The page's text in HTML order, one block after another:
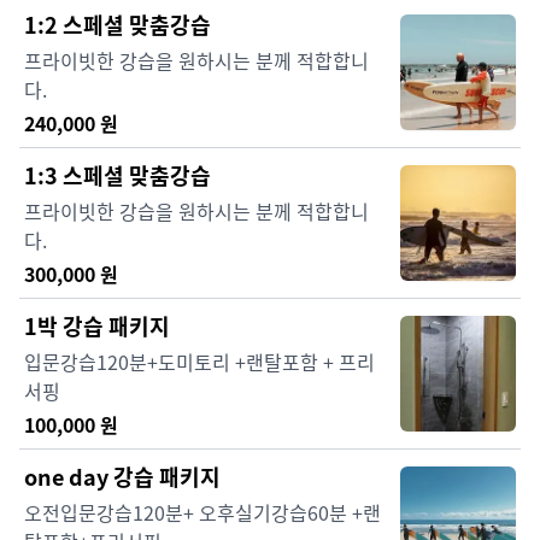
1:2 스페셜 맞춤강습
프라이빗한 강습을 원하시는 분께 적합합니
다.
240,000원
1:3 스페셜 맞춤강습
프라이빗한 강습을 원하시는 분께 적합합니
다.
300,000원
1박 강습 패키지
입문강습120분+도미토리 +랜탈포함 + 프리
서핑
100,000원
one day 강습 패키지
오전입문강습120분+ 오후실기강습60분 +랜